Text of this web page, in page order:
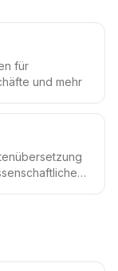
für
und mehr